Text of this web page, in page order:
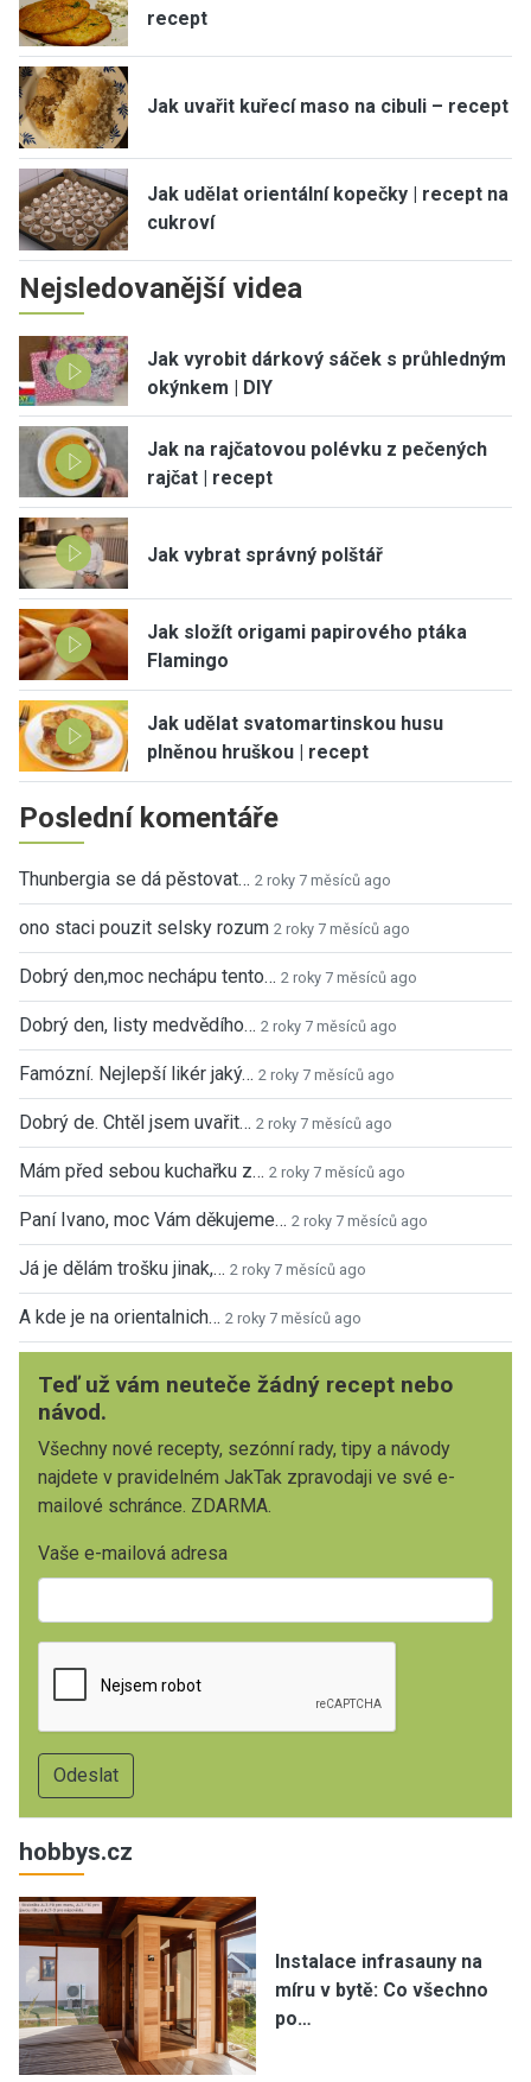
recept
Jak uvařit kuřecí maso na cibuli – recept
Jak udělat orientální kopečky | recept na
cukroví
Nejsledovanější videa
Jak vyrobit dárkový sáček s průhledným
okýnkem | DIY
Jak na rajčatovou polévku z pečených
rajčat | recept
Jak vybrat správný polštář
Jak složít origami papirového ptáka
Flamingo
Jak udělat svatomartinskou husu
plněnou hruškou | recept
Poslední komentáře
Thunbergia se dá pěstovat… 2 roky 7 měsíců ago
ono staci pouzit selsky rozum 2 roky 7 měsíců ago
Dobrý den,moc nechápu tento… 2 roky 7 měsíců ago
Dobrý den, listy medvědího… 2 roky 7 měsíců ago
Famózní. Nejlepší likér jaký… 2 roky 7 měsíců ago
Dobrý de. Chtěl jsem uvařit… 2 roky 7 měsíců ago
Mám před sebou kuchařku z… 2 roky 7 měsíců ago
Paní Ivano, moc Vám děkujeme… 2 roky 7 měsíců ago
Já je dělám trošku jinak,… 2 roky 7 měsíců ago
A kde je na orientalnich… 2 roky 7 měsíců ago
Teď už vám neuteče žádný recept nebo
návod.
Všechny nové recepty, sezónní rady, tipy a návody
najdete v pravidelném JakTak zpravodaji ve své e-
mailové schránce. ZDARMA.
Vaše e-mailová adresa
hobbys.cz
Instalace infrasauny na
míru v bytě: Co všechno
po…